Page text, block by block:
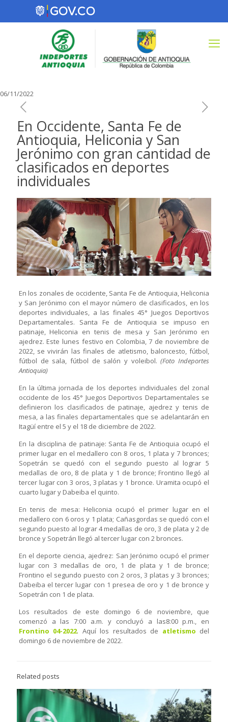
06/11/2022
En Occidente, Santa Fe de
Antioquia, Heliconia y San
Jerónimo con gran cantidad de
clasificados en deportes
individuales
En los zonales de occidente, Santa Fe de Antioquia, Heliconia
y San Jerónimo con el mayor número de clasificados, en los
deportes individuales, a las finales 45° Juegos Deportivos
Departamentales. Santa Fe de Antioquia se impuso en
patinaje, Heliconia en tenis de mesa y San Jerónimo en
ajedrez. Este lunes festivo en Colombia, 7 de noviembre de
2022, se vivirán las finales de atletismo, baloncesto, fútbol,
fútbol de sala, fútbol de salón y voleibol.(Foto Indeportes
Antioquia)
En la última jornada de los deportes individuales del zonal
occidente de los 45° Juegos Deportivos Departamentales se
definieron los clasificados de patinaje, ajedrez y tenis de
mesa, a las finales departamentales que se adelantarán en
Itagüí entre el 5 y el 18 de diciembre de 2022.
En la disciplina de patinaje: Santa Fe de Antioquia ocupó el
primer lugar en el medallero con 8 oros, 1 plata y 7 bronces;
Sopetrán se quedó con el segundo puesto al lograr 5
medallas de oro, 8 de plata y 1 de bronce; Frontino llegó al
tercer lugar con 3 oros, 3 platas y 1 bronce. Uramita ocupó el
cuarto lugar y Dabeiba el quinto.
En tenis de mesa: Heliconia ocupó el primer lugar en el
medallero con 6 oros y 1 plata; Cañasgordas se quedó con el
segundo puesto al lograr 4 medallas de oro, 3 de plata y 2 de
bronce y Sopetrán llegó al tercer lugar con 2 bronces.
En el deporte ciencia, ajedrez: San Jerónimo ocupó el primer
lugar con 3 medallas de oro, 1 de plata y 1 de bronce;
Frontino el segundo puesto con 2 oros, 3 platas y 3 bronces;
Dabeiba el tercer lugar con 1 presea de oro y 1 de bronce y
Sopetrán con 1 de plata.
Los resultados de este domingo 6 de noviembre, que
comenzó a las 7:00 a.m. y concluyó a las8:00 p.m., en
Frontino 04-2022. Aquí los resultados de atletismo del
domingo 6 de noviembre de 2022.
Related posts